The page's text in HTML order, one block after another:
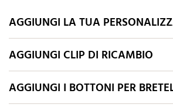
AGGIUNGI LA TUA
AGGIUNGI CLIP DI RICAMBIO
AGGIUNGI I BOTTONI PER